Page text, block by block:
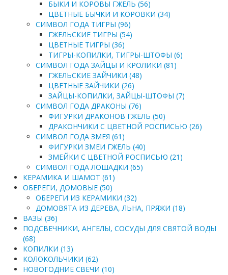
БЫКИ И КОРОВЫ ГЖЕЛЬ (56)
ЦВЕТНЫЕ БЫЧКИ И КОРОВКИ (34)
СИМВОЛ ГОДА ТИГРЫ (96)
ГЖЕЛЬСКИЕ ТИГРЫ (54)
ЦВЕТНЫЕ ТИГРЫ (36)
ТИГРЫ-КОПИЛКИ, ТИГРЫ-ШТОФЫ (6)
СИМВОЛ ГОДА ЗАЙЦЫ И КРОЛИКИ (81)
ГЖЕЛЬСКИЕ ЗАЙЧИКИ (48)
ЦВЕТНЫЕ ЗАЙЧИКИ (26)
ЗАЙЦЫ-КОПИЛКИ, ЗАЙЦЫ-ШТОФЫ (7)
СИМВОЛ ГОДА ДРАКОНЫ (76)
ФИГУРКИ ДРАКОНОВ ГЖЕЛЬ (50)
ДРАКОНЧИКИ С ЦВЕТНОЙ РОСПИСЬЮ (26)
СИМВОЛ ГОДА ЗМЕЯ (61)
ФИГУРКИ ЗМЕИ ГЖЕЛЬ (40)
ЗМЕЙКИ С ЦВЕТНОЙ РОСПИСЬЮ (21)
СИМВОЛ ГОДА ЛОШАДКИ (65)
КЕРАМИКА И ШАМОТ (61)
ОБЕРЕГИ, ДОМОВЫЕ (50)
ОБЕРЕГИ ИЗ КЕРАМИКИ (32)
ДОМОВЯТА ИЗ ДЕРЕВА, ЛЬНА, ПРЯЖИ (18)
ВАЗЫ (36)
ПОДСВЕЧНИКИ, АНГЕЛЫ, СОСУДЫ ДЛЯ СВЯТОЙ ВОДЫ
(68)
КОПИЛКИ (13)
КОЛОКОЛЬЧИКИ (62)
НОВОГОДНИЕ СВЕЧИ (10)